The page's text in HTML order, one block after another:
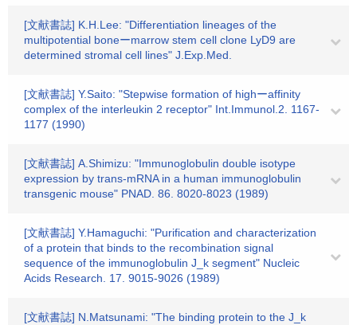
[文献書誌] K.H.Lee: "Differentiation lineages of the
multipotential boneーmarrow stem cell clone LyD9 are
determined stromal cell lines" J.Exp.Med.
[文献書誌] Y.Saito: "Stepwise formation of highーaffinity
complex of the interleukin 2 receptor" Int.Immunol.2. 1167-
1177 (1990)
[文献書誌] A.Shimizu: "Immunoglobulin double isotype
expression by trans-mRNA in a human immunoglobulin
transgenic mouse" PNAD. 86. 8020-8023 (1989)
[文献書誌] Y.Hamaguchi: "Purification and characterization
of a protein that binds to the recombination signal
sequence of the immunoglobulin J_k segment" Nucleic
Acids Research. 17. 9015-9026 (1989)
[文献書誌] N.Matsunami: "The binding protein to the J_k